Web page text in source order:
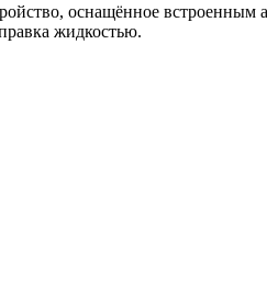
оснащённое
жидкостью.